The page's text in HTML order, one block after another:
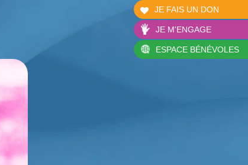
JE FAIS UN DON
JE M'ENGAGE
ESPACE BÉNÉVOLES